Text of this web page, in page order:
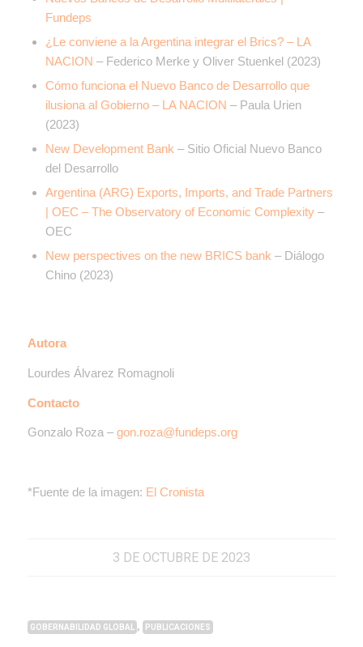
Fundeps
¿Le conviene a la Argentina integrar el Brics? – LA
NACION – Federico Merke y Oliver Stuenkel (2023)
Cómo funciona el Nuevo Banco de Desarrollo que
ilusiona al Gobierno – LA NACION – Paula Urien
(2023)
New Development Bank – Sitio Oficial Nuevo Banco
del Desarrollo
Argentina (ARG) Exports, Imports, and Trade Partners
| OEC – The Observatory of Economic Complexity–
OEC
New perspectives on the new BRICS bank – Diálogo
Chino (2023)
Autora
Lourdes Álvarez Romagnoli
Contacto
Gonzalo Roza –gon.roza@fundeps.org
*Fuente de la imagen: El Cronista
3 DE OCTUBRE DE 2023
GOBERNABILIDAD GLOBAL , PUBLICACIONES